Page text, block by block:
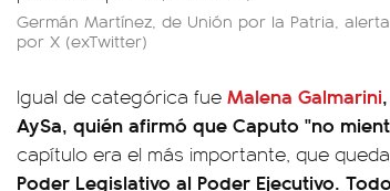
Germán Martínez, de Unión por la Patria,
por X (exTwitter)
Igual de categórica fue Malena Galmarini
AySa, quién afirmó que Caputo "no
capítulo era el más importante, que
Poder Legislativo al Poder Ejecutivo.